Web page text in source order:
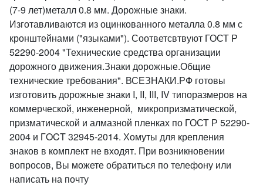
(7-9 лет)металл 0.8 мм. Дорожные знаки.
Изготавливаются из оцинкованного металла 0.8 мм с
кронштейнами ("языками"). Соответсвтвуют ГОСТ Р
52290-2004 "Технические средства организации
дорожного движения.Знаки дорожные.Общие
технические требования". ВСЕЗНАКИ.РФ готовы
изготовить дорожные знаки I, II, III, IV типоразмеров на
коммерческой, инженерной, микропризматической,
призматической и алмазной пленках по ГОСТ Р 52290-
2004 и ГOCT 32945-2014. Хомуты для крепления
знаков в комплект не входят. При возникновении
вопросов, Вы можете обратиться по телефону или
написать на почту